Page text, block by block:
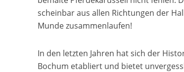
scheinbar aus allen Richtungen der
Munde zusammenlaufen!
In den letzten Jahren hat sich der
Bochum etabliert und bietet